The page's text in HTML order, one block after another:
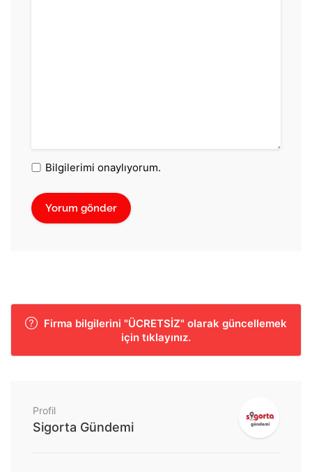
Bilgilerimi onaylıyorum.
Firma bilgilerini "ÜCRETSİZ" olarak güncellemek
için tıklayınız.
Profil
Sigorta Gündemi